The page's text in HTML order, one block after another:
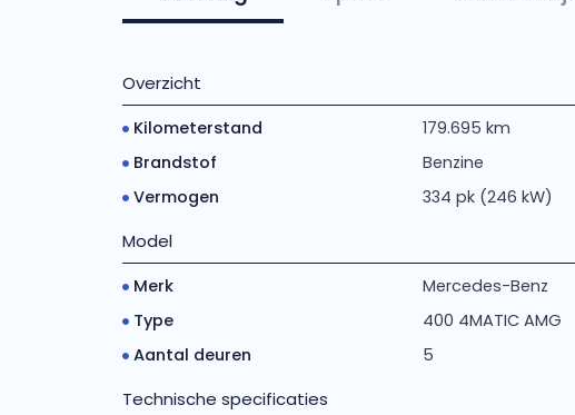
Overzicht
Kilometerstand 179.695 km
Brandstof
Benzine
Vermogen
334 pk (246 kW)
Model
Merk Mercedes-Benz
Type
400 4MATIC AMG
Aantal deuren
5
Technische specificaties